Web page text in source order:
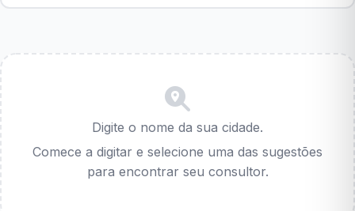
Digite o nome da sua cidade.
Comece a digitar e selecione uma das sugestões
para encontrar seu consultor.